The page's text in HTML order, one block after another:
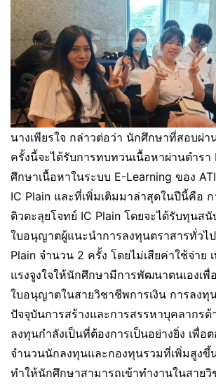
นางเพียรใจ กล่าวต่อว่า นักศึกษาที่สอบผ่า
ครั้งนี้จะได้รับการทบทวนเนื้อหาผ่านตำรา
ศึกษาเนื้อหาในระบบ E-Learning ของ
IC Plain และที่เพิ่มเติมมาล่าสุดในปีนี้คือ ก
ติวตะลุยโจทย์ IC Plain โดยจะได้รับทุนส
ใบอนุญาตผู้แนะนำการลงทุนตราสารทั่วไ
Plain จำนวน 2 ครั้ง โดยไม่เสียค่าใช้จ่าย
แรงจูงใจให้นักศึกษามีการพัฒนาตนเองเพื่
ใบอนุญาตในสายวิชาชีพการเงิน การลงทุ
ปัจจุบันการสร้างและการสรรหาบุคลากร
ลงทุนกำลังเป็นที่ต้องการเป็นอย่างยิ่ง เพื่อ
จำนวนนักลงทุนและกองทุนรวมที่เพิ่มสูงขึ้
ทำให้นักศึกษาสามารถเข้าทำงานในสายวิ